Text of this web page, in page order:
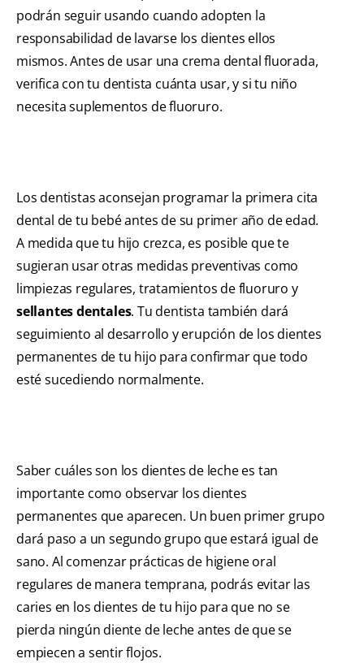
podrán seguir usando cuando adopten la
responsabilidad de lavarse los dientes ellos
mismos. Antes de usar una crema dental fluorada,
verifica con tu dentista cuánta usar, y si tu niño
necesita suplementos de fluoruro.
Los dentistas aconsejan programar la primera cita
dental de tu bebé antes de su primer año de edad.
A medida que tu hijo crezca, es posible que te
sugieran usar otras medidas preventivas como
limpiezas regulares, tratamientos de fluoruro y
sellantes dentales. Tu dentista también dará
seguimiento al desarrollo y erupción de los dientes
permanentes de tu hijo para confirmar que todo
esté sucediendo normalmente.
Saber cuáles son los dientes de leche es tan
importante como observar los dientes
permanentes que aparecen. Un buen primer grupo
dará paso a un segundo grupo que estará igual de
sano. Al comenzar prácticas de higiene oral
regulares de manera temprana, podrás evitar las
caries en los dientes de tu hijo para que no se
pierda ningún diente de leche antes de que se
empiecen a sentir flojos.